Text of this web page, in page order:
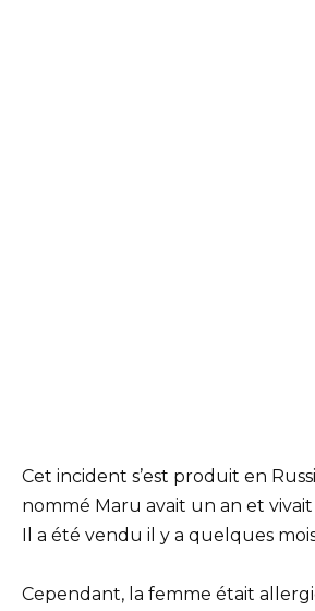
Cet incident s’est produit en
nommé Maru avait un an et
Il a été vendu il y a quelques
Cependant, la femme était